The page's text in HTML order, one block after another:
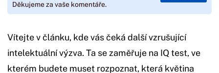
Děkujeme za vaše komentáře.
Vítejte v článku, kde vás čeká další vzrušující
intelektuální výzva. Ta se zaměřuje na IQ test, ve
kterém budete muset rozpoznat, která květina